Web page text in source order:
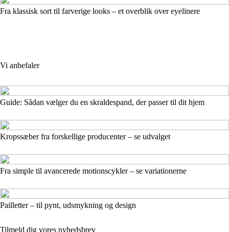
Fra klassisk sort til farverige looks – et overblik over eyelinere
Vi anbefaler
Guide: Sådan vælger du en skraldespand, der passer til dit hjem
Kropssæber fra forskellige producenter – se udvalget
Fra simple til avancerede motionscykler – se variationerne
Pailletter – til pynt, udsmykning og design
Tilmeld dig vores nyhedsbrev